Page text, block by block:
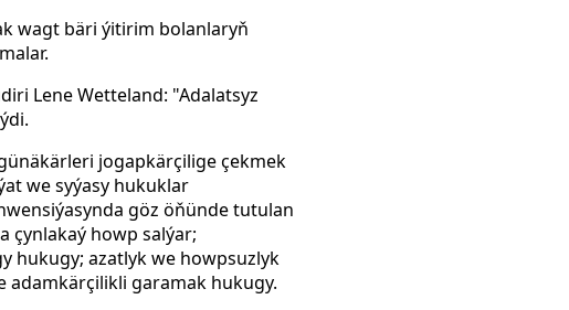
wagt bäri ýitirim bolanlaryň
Lene Wetteland: "Adalatsyz
jogapkärçilige çekmek
we syýasy hukuklar
göz öňünde tutulan
çynlakaý howp salýar;
hukugy; azatlyk we howpsuzlyk
adamkärçilikli garamak hukugy.